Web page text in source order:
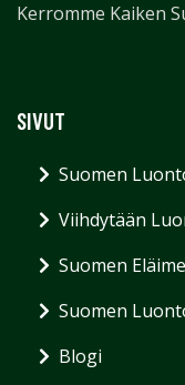
Kerromme Kaiken
SIVUT
Suomen
Viihdytään
Suomen
Suomen
Blogi